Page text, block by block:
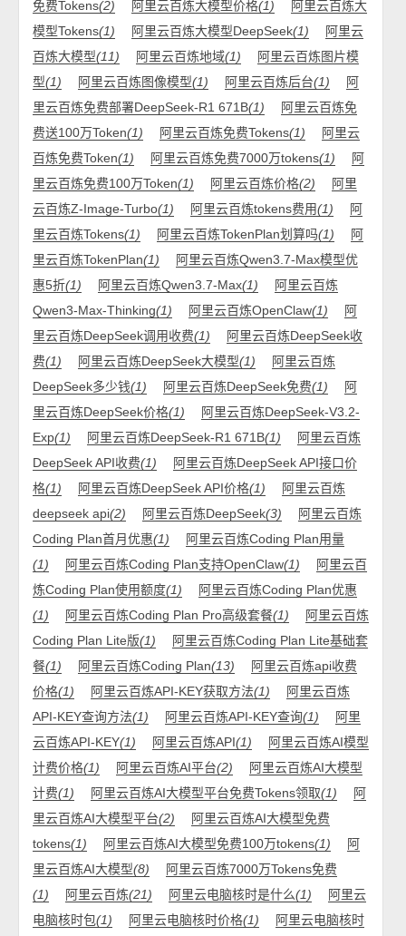
免费Tokens(2) 阿里云百炼大模型价格(1)
阿里云百炼大
模型Tokens(1) 阿里云百炼大模型DeepSeek(1)
阿里云
百炼大模型(11) 阿里云百炼地域(1)
阿里云百炼图片模
型(1) 阿里云百炼图像模型(1) 阿里云百炼后台(1)
阿
里云百炼免费部署DeepSeek-R1 671B(1)
阿里云百炼免
费送100万Token(1) 阿里云百炼免费Tokens(1)
阿里云
百炼免费Token(1) 阿里云百炼免费7000万tokens(1)
阿
里云百炼免费100万Token(1) 阿里云百炼价格(2)
阿里
云百炼Z-Image-Turbo(1) 阿里云百炼tokens费用(1)
阿
里云百炼Tokens(1) 阿里云百炼TokenPlan划算吗(1)
阿
里云百炼TokenPlan(1)
阿里云百炼Qwen3.7-Max模型优
惠5折(1) 阿里云百炼Qwen3.7-Max(1)
阿里云百炼
Qwen3-Max-Thinking(1) 阿里云百炼OpenClaw(1)
阿
里云百炼DeepSeek调用收费(1)
阿里云百炼DeepSeek收
费(1) 阿里云百炼DeepSeek大模型(1)
阿里云百炼
DeepSeek多少钱(1) 阿里云百炼DeepSeek免费(1)
阿
里云百炼DeepSeek价格(1)
阿里云百炼DeepSeek-V3.2-
Exp(1) 阿里云百炼DeepSeek-R1 671B(1)
阿里云百炼
DeepSeek API收费(1)
阿里云百炼DeepSeek API接口价
格(1) 阿里云百炼DeepSeek API价格(1)
阿里云百炼
deepseek api(2) 阿里云百炼DeepSeek(3)
阿里云百炼
Coding Plan首月优惠(1)
阿里云百炼Coding Plan用量
(1)
阿里云百炼Coding Plan支持OpenClaw(1)
阿里云百
炼Coding Plan使用额度(1)
阿里云百炼Coding Plan优惠
(1)
阿里云百炼Coding Plan Pro高级套餐(1)
阿里云百炼
Coding Plan Lite版(1)
阿里云百炼Coding Plan Lite基础套
餐(1) 阿里云百炼Coding Plan(13)
阿里云百炼api收费
价格(1) 阿里云百炼API-KEY获取方法(1)
阿里云百炼
API-KEY查询方法(1) 阿里云百炼API-KEY查询(1)
阿里
云百炼API-KEY(1) 阿里云百炼API(1)
阿里云百炼AI模型
计费价格(1) 阿里云百炼AI平台(2)
阿里云百炼AI大模型
计费(1) 阿里云百炼AI大模型平台免费Tokens领取(1)
阿
里云百炼AI大模型平台(2)
阿里云百炼AI大模型免费
tokens(1) 阿里云百炼AI大模型免费100万tokens(1)
阿
里云百炼AI大模型(8)
阿里云百炼7000万Tokens免费
(1)
阿里云百炼(21) 阿里云电脑核时是什么(1)
阿里云
电脑核时包(1) 阿里云电脑核时价格(1)
阿里云电脑核时